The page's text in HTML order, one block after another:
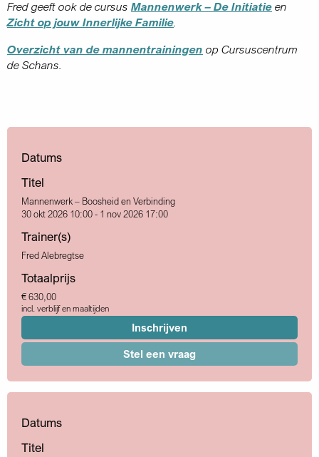
Fred geeft ook de cursus Mannenwerk – De Initiatie en
Zicht op jouw Innerlijke Familie.
Overzicht van de mannentrainingen op Cursuscentrum
de Schans.
Datums
Titel
Mannenwerk – Boosheid en Verbinding
30 okt 2026 10:00 - 1 nov 2026 17:00
Trainer(s)
Fred Alebregtse
Totaalprijs
€ 630,00
incl. verblijf en maaltijden
Inschrijven
Stel een vraag
Datums
Titel